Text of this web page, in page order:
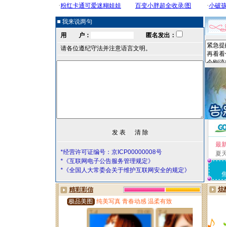
■ 我来说两句
用 户：
匿名发出：
请各位遵纪守法并注意语言文明。
*经营许可证编号：京ICP00000008号
*《互联网电子公告服务管理规定》
*《全国人大常委会关于维护互联网安全的规定》
最
夏